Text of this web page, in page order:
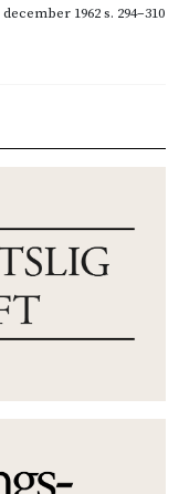
december 1962s. 294–310